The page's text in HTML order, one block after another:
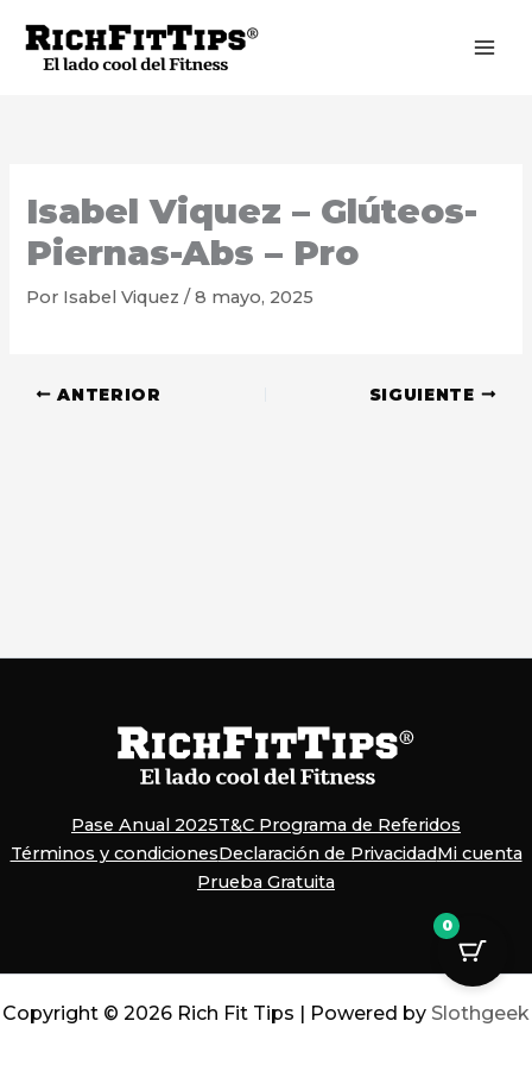
contenido
Isabel Viquez – Glúteos-
Piernas-Abs – Pro
Por Isabel Viquez/8 mayo, 2025
ANTERIOR SIGUIENTE
Pase Anual 2025T&C Programa de Referidos
Términos y condicionesDeclaración de PrivacidadMi cuenta
Prueba Gratuita
Copyright © 2026 Rich Fit Tips | Powered by Slothgeek
0